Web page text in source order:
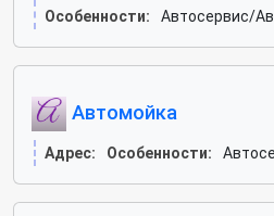
Особенности:
Автосервис/
Автомойка
Адрес: Особенности: